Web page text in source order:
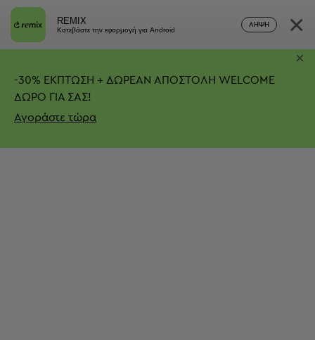
REMIX
Κατεβάστε την εφαρμογή για Android
ΛΉΨΗ ×
-30% ΕΚΠΤΩΣΗ + ΔΩΡΕΑΝ ΑΠΟΣΤΟΛΗ WELCOME
ΔΩΡΟ ΓΙΑ ΣΑΣ!
Αγοράστε τώρα
×